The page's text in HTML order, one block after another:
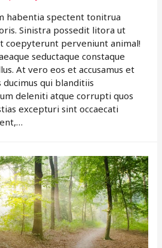
habentia spectent tonitrua
Sinistra possedit litora ut
coepyterunt perveniunt animal!
seductaque constaque
At vero eos et accusamus et
qui blanditiis
deleniti atque corrupti quos
excepturi sint occaecati